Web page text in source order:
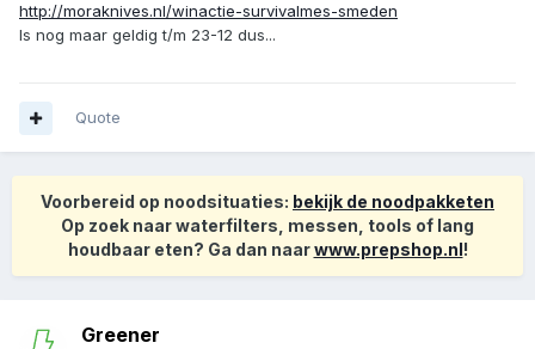
http://moraknives.nl/winactie-survivalmes-smeden
Is nog maar geldig t/m 23-12 dus...
Quote
Voorbereid op noodsituaties: bekijk de noodpakketen
Op zoek naar waterfilters, messen, tools of lang
houdbaar eten? Ga dan naarwww.prepshop.nl!
Greener